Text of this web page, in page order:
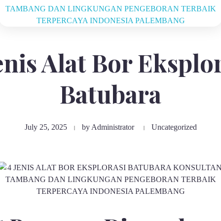
Alat Bor
Batubara
July 25, 2025 by Administrator Uncategorized